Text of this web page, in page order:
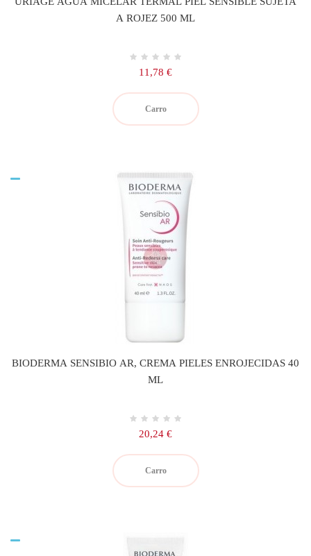
A ROJEZ 500 ML
Precio
11,78 €
Carro
BIODERMA SENSIBIO AR, CREMA PIELES ENROJECIDAS 40
ML
Precio
20,24 €
Carro